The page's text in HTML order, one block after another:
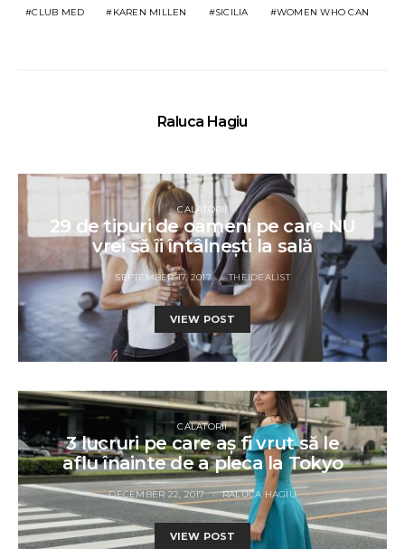
CLUB MED KAREN MILLEN SICILIA WOMEN WHO CAN
Raluca Hagiu
CALATORII
29 de tipuri de oameni pe care NU
vrei să îi întâlnești la sală
SEPTEMBER 17, 2017 THEIDEALIST
VIEW POST
CALATORII
3 lucruri pe care aș fi vrut să le
aflu înainte de a pleca la Tokyo
DECEMBER 22, 2017 RALUCA HAGIU
VIEW POST